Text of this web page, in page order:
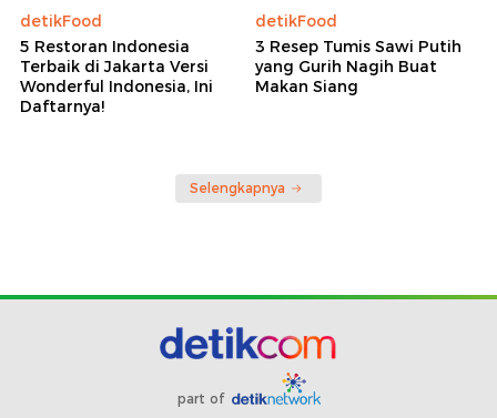
detikFood
5 Restoran Indonesia
Terbaik di Jakarta Versi
Wonderful Indonesia, Ini
Daftarnya!
detikFood
3 Resep Tumis Sawi Putih
yang Gurih Nagih Buat
Makan Siang
Selengkapnya
part of